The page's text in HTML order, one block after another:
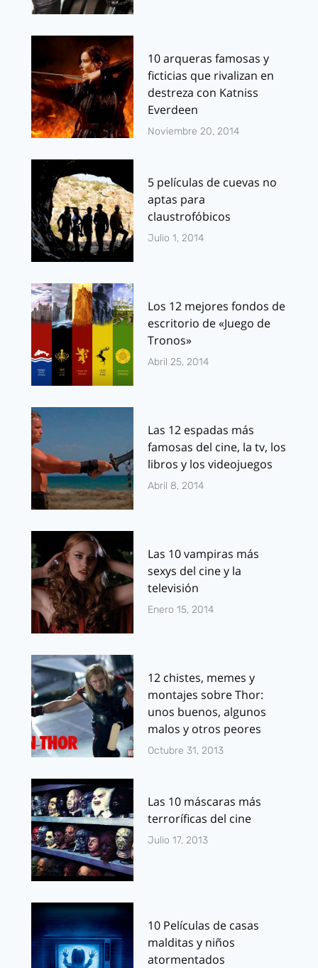
10 arqueras famosas y
ficticias que rivalizan en
destreza con Katniss
Everdeen
Noviembre 20, 2014
5 películas de cuevas no
aptas para
claustrofóbicos
Julio 1, 2014
Los 12 mejores fondos de
escritorio de «Juego de
Tronos»
Abril 25, 2014
Las 12 espadas más
famosas del cine, la tv, los
libros y los videojuegos
Abril 8, 2014
Las 10 vampiras más
sexys del cine y la
televisión
Enero 15, 2014
12 chistes, memes y
montajes sobre Thor:
unos buenos, algunos
malos y otros peores
Octubre 31, 2013
Las 10 máscaras más
terroríficas del cine
Julio 17, 2013
10 Películas de casas
malditas y niños
atormentados